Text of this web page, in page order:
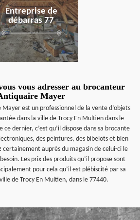
Entreprise de
débarras 77
vous adresser au brocanteur
Mayer
est un professionnel de la vente d’objets
dans la ville de Trocy En Multien dans le
dernier, c’est qu’il dispose dans sa brocante
des peintures, des bibelots et bien
certainement auprès du magasin de celui-ci le
Les prix des produits qu’il propose sont
pour cela qu’il est plébiscité par sa
de Trocy En Multien, dans le 77440.